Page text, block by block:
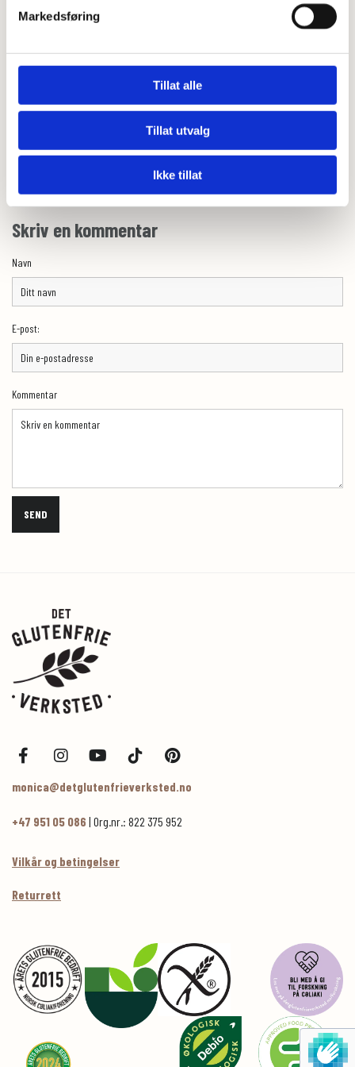
Markedsføring
Tillat alle
Tillat utvalg
Ikke tillat
Skriv en kommentar
Navn
E-post:
Kommentar
monica@detglutenfrieverksted.no
+47 951 05 086 | Org.nr.: 822 375 952
Vilkår og betingelser
Returrett